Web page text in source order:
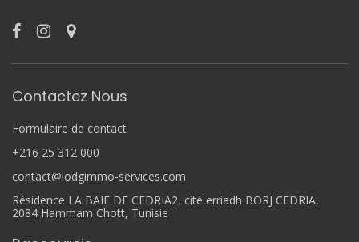
Contactez Nous
Formulaire de contact
+216 25 312 000
contact@lodgimmo-services.com
Résidence LA BAIE DE CEDRIA2, cité erriadh BORJ CEDRIA,
2084 Hammam Chott, Tunisie